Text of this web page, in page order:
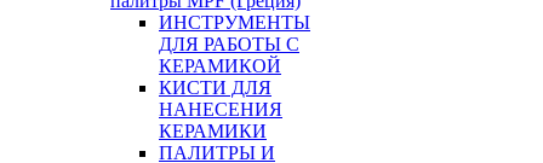
ИНСТРУМЕНТЫ
ДЛЯ РАБОТЫ С
КЕРАМИКОЙ
КИСТИ ДЛЯ
НАНЕСЕНИЯ
КЕРАМИКИ
ПАЛИТРЫ И